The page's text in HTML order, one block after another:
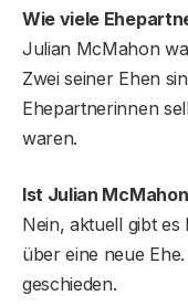
Wie viele
Julian McMahon
Zwei seiner Ehen
Ehepartnerinnen
waren.
Ist Julian
Nein, aktuell gibt
über eine neue
geschieden.